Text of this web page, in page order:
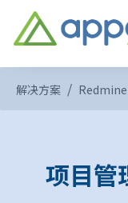
解决方案
项目管